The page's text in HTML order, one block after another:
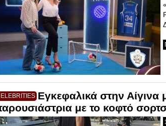
Εγκεφαλικά στην
με το κοφτό